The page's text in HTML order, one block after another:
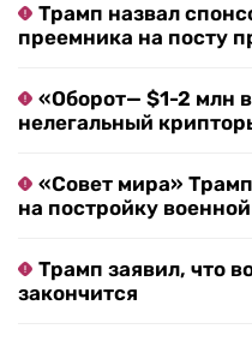
Трамп назвал
преемника на посту
«Оборот— $1-2 млн
нелегальный
«Совет мира»
на постройку
Трамп заявил, что
закончится